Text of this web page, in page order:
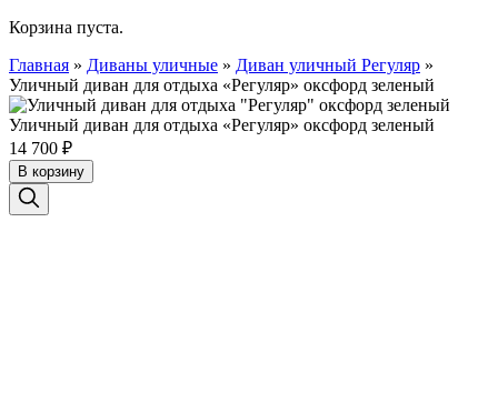
Корзина пуста.
Главная » Диваны уличные » Диван уличный Регуляр »
Уличный диван для отдыха «Регуляр» оксфорд зеленый
Уличный диван для отдыха «Регуляр» оксфорд зеленый
14 700 ₽
В корзину